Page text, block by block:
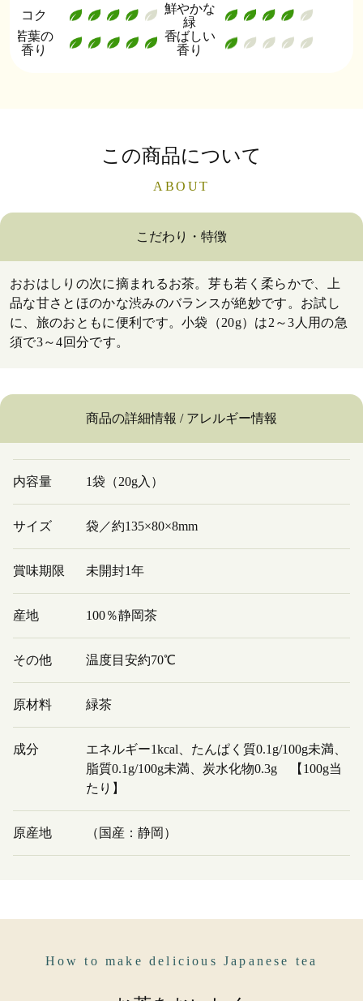
コク
鮮やかな
緑
若葉の
香り
香ばしい
香り
この商品について
ABOUT
こだわり・特徴
おおはしりの次に摘まれるお茶。芽も若く柔らかで、上
品な甘さとほのかな渋みのバランスが絶妙です。お試し
に、旅のおともに便利です。小袋（20g）は2～3人用の急
須で3～4回分です。
商品の詳細情報 / アレルギー情報
内容量 1袋（20g入）
サイズ 袋／約135×80×8mm
賞味期限 未開封1年
産地 100％静岡茶
その他 温度目安約70℃
原材料 緑茶
成分
エネルギー1kcal、たんぱく質0.1g/100g未満、
脂質0.1g/100g未満、炭水化物0.3g 【100g当
たり】
原産地 （国産：静岡）
How to make delicious Japanese tea